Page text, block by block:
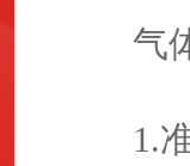
气体
1.准